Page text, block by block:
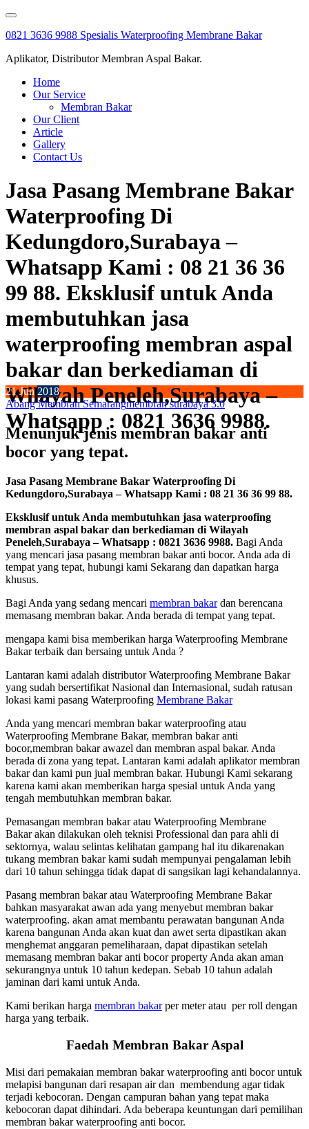
Skip
content
0821 3636 9988 Spesialis Waterproofing Membrane Bakar
Aplikator, Distributor Membran Aspal Bakar.
Home
Our Service
Membran Bakar
Our Client
Article
Gallery
Contact Us
Jasa Pasang Membrane Bakar
Waterproofing Di
Kedungdoro,Surabaya –
Whatsapp Kami : 08 21 36 36
99 88. Eksklusif untuk Anda
membutuhkan jasa
waterproofing membran aspal
bakar dan berkediaman di
Wilayah Peneleh,Surabaya –
Whatsapp : 0821 3636 9988.
21Jun2018
Abang Membran Semarangmembran surabaya 3.0
Menunjuk jenis membran bakar anti
bocor yang tepat.
Jasa Pasang Membrane Bakar Waterproofing Di
Kedungdoro,Surabaya – Whatsapp Kami : 08 21 36 36 99 88.
Eksklusif untuk Anda membutuhkan jasa waterproofing
membran aspal bakar dan berkediaman di Wilayah
Peneleh,Surabaya – Whatsapp : 0821 3636 9988. Bagi Anda
yang mencari jasa pasang membran bakar anti bocor. Anda ada di
tempat yang tepat, hubungi kami Sekarang dan dapatkan harga
khusus.
Bagi Anda yang sedang mencari membran bakardan berencana
memasang membran bakar. Anda berada di tempat yang tepat.
mengapa kami bisa memberikan harga Waterproofing Membrane
Bakar terbaik dan bersaing untuk Anda ?
Lantaran kami adalah distributor Waterproofing Membrane Bakar
yang sudah bersertifikat Nasional dan Internasional, sudah ratusan
lokasi kami pasang Waterproofing Membrane Bakar
Anda yang mencari membran bakar waterproofing atau
Waterproofing Membrane Bakar, membran bakar anti
bocor,membran bakar awazel dan membran aspal bakar. Anda
berada di zona yang tepat. Lantaran kami adalah aplikator membran
bakar dan kami pun jual membran bakar. Hubungi Kami sekarang
karena kami akan memberikan harga spesial untuk Anda yang
tengah membutuhkan membran bakar.
Pemasangan membran bakar atau Waterproofing Membrane
Bakar akan dilakukan oleh teknisi Professional dan para ahli di
sektornya, walau selintas kelihatan gampang hal itu dikarenakan
tukang membran bakar kami sudah mempunyai pengalaman lebih
dari 10 tahun sehingga tidak dapat di sangsikan lagi kehandalannya.
Pasang membran bakar atau Waterproofing Membrane Bakar
bahkan masyarakat awan ada yang menyebut membran bakar
waterproofing. akan amat membantu perawatan bangunan Anda
karena bangunan Anda akan kuat dan awet serta dipastikan akan
menghemat anggaran pemeliharaan, dapat dipastikan setelah
memasang membran bakar anti bocor property Anda akan aman
sekurangnya untuk 10 tahun kedepan. Sebab 10 tahun adalah
jaminan dari kami untuk Anda.
Kami berikan harga membran bakarper meter atau per roll dengan
harga yang terbaik.
Faedah Membran Bakar Aspal
Misi dari pemakaian membran bakar waterproofing anti bocor untuk
melapisi bangunan dari resapan air dan membendung agar tidak
terjadi kebocoran. Dengan campuran bahan yang tepat maka
kebocoran dapat dihindari. Ada beberapa keuntungan dari pemilihan
membran bakar waterproofing anti bocor.